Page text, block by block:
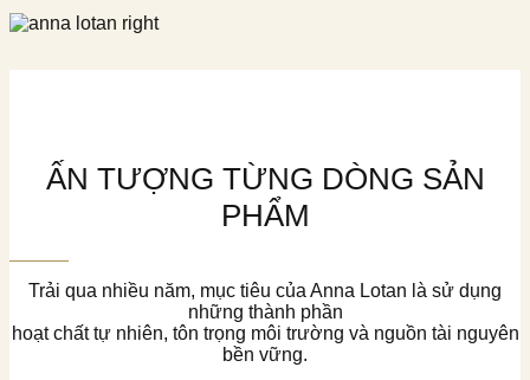
ẤN TƯỢNG TỪNG DÒNG SẢN
PHẨM
Trải qua nhiều năm, mục tiêu của Anna Lotan là sử dụng
những thành phần
hoạt chất tự nhiên, tôn trọng môi trường và nguồn tài nguyên
bền vững.